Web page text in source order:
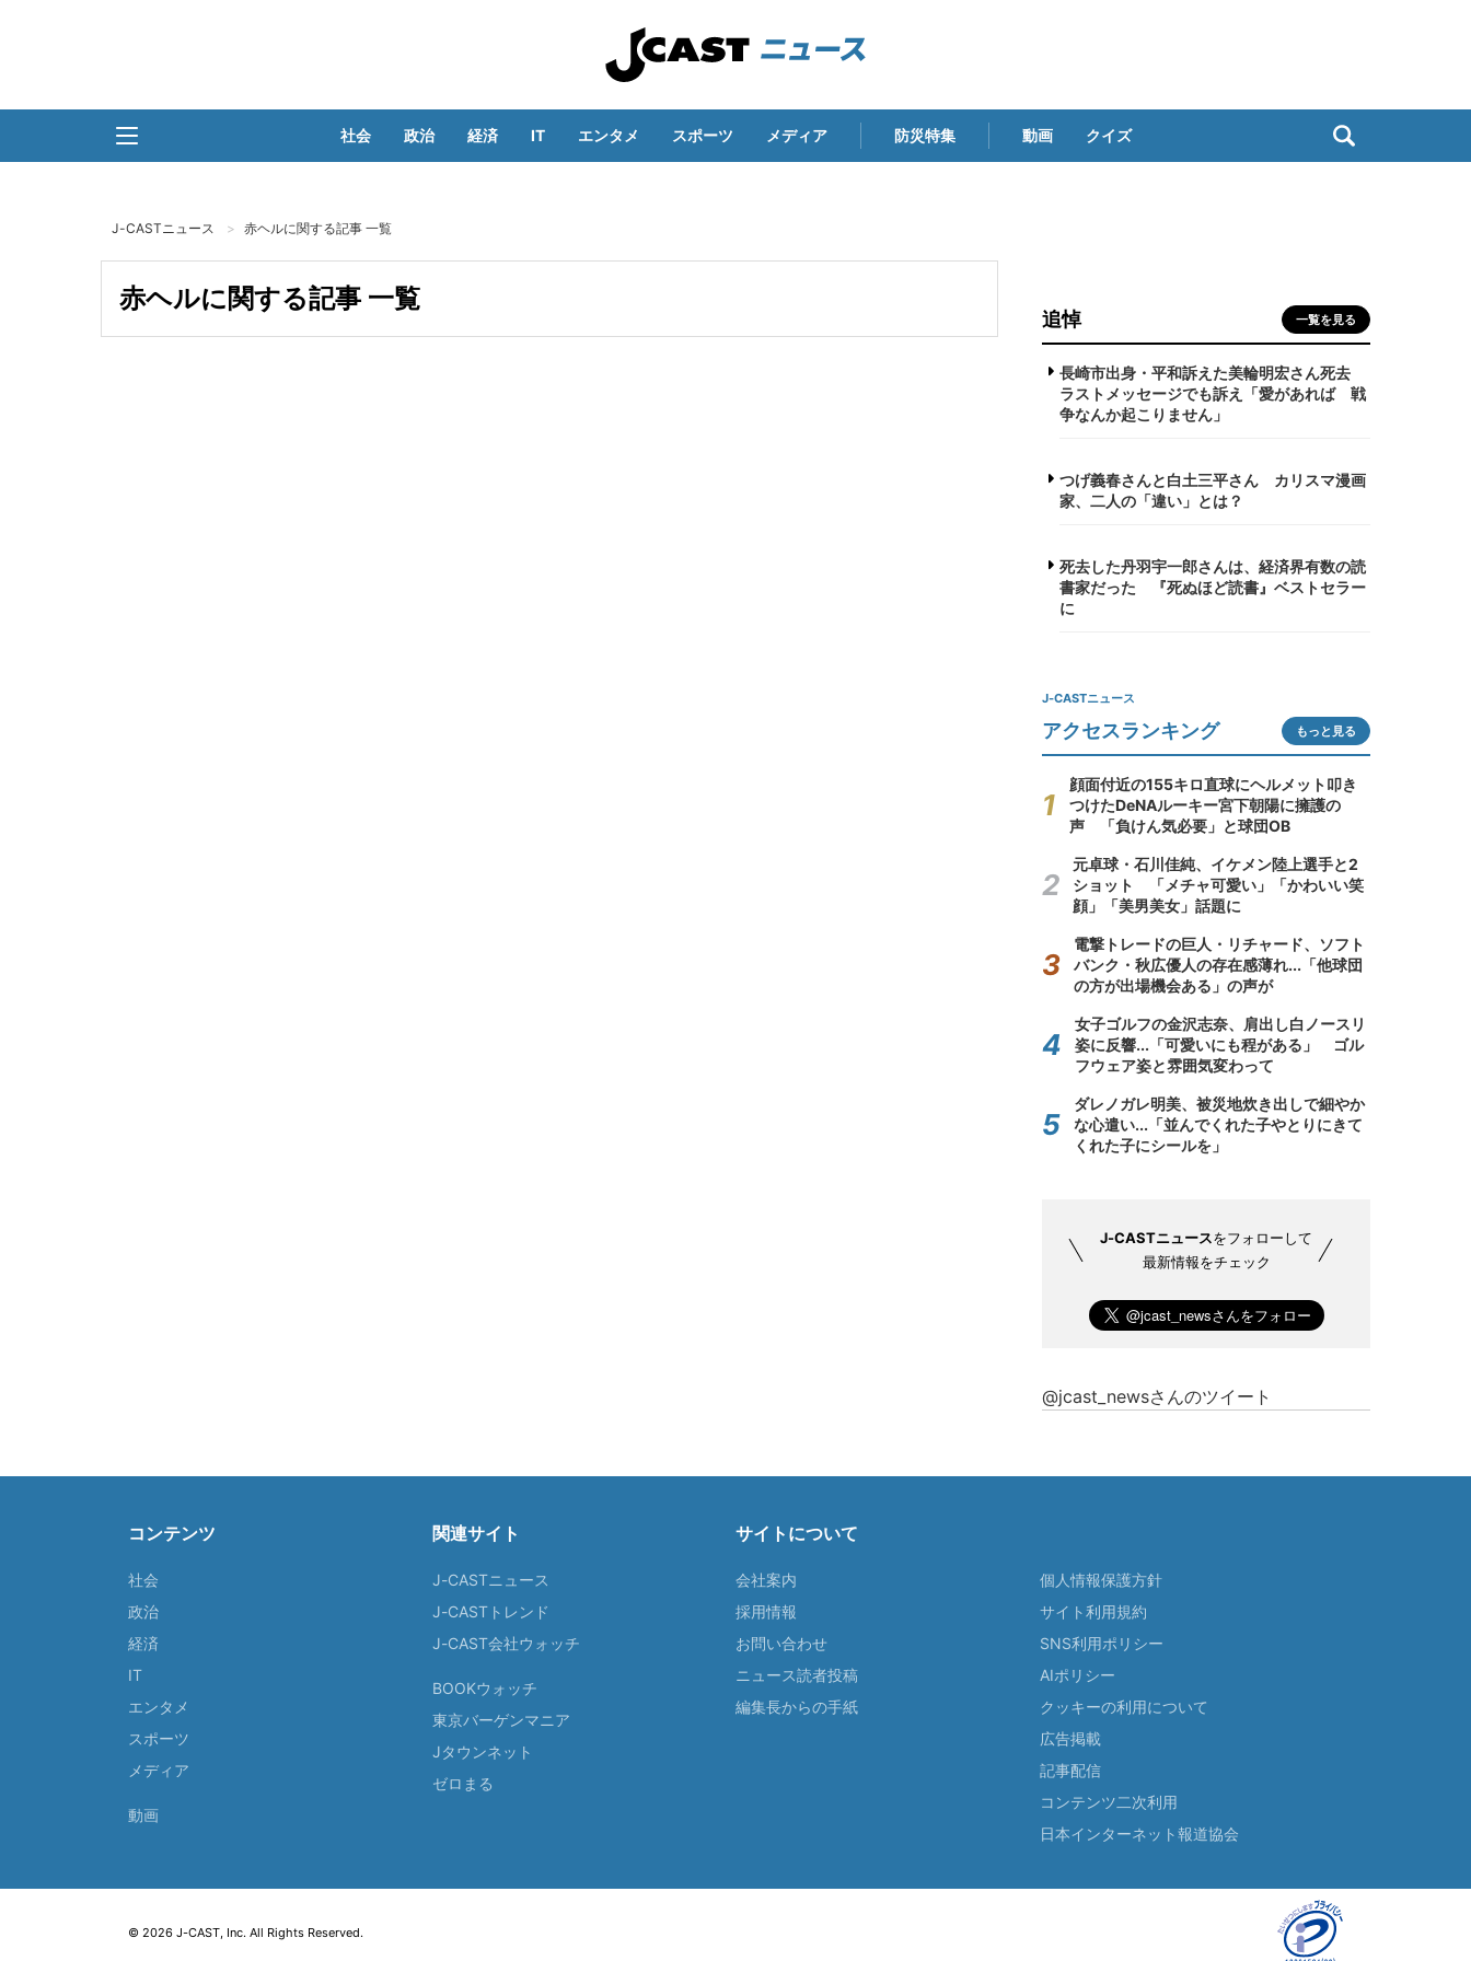
社会 政治 経済 IT エンタメ スポーツ メディア 防災特集 動画 クイズ
J-CASTニュース 赤ヘルに関する記事 一覧
赤ヘルに関する記事 一覧
追悼 一覧を見る
長崎市出身・平和訴えた美輪明宏さん死去
ラストメッセージでも訴え「愛があれば 戦
争なんか起こりません」
つげ義春さんと白土三平さん カリスマ漫画
家、二人の「違い」とは？
死去した丹羽宇一郎さんは、経済界有数の読
書家だった 『死ぬほど読書』ベストセラー
に
J-CASTニュース
アクセスランキング もっと見る
顔面付近の155キロ直球にヘルメット叩き
つけたDeNAルーキー宮下朝陽に擁護の
声 「負けん気必要」と球団OB
元卓球・石川佳純、イケメン陸上選手と2
ショット 「メチャ可愛い」「かわいい笑
顔」「美男美女」話題に
電撃トレードの巨人・リチャード、ソフト
バンク・秋広優人の存在感薄れ...「他球団
の方が出場機会ある」の声が
女子ゴルフの金沢志奈、肩出し白ノースリ
姿に反響...「可愛いにも程がある」 ゴル
フウェア姿と雰囲気変わって
ダレノガレ明美、被災地炊き出しで細やか
な心遣い...「並んでくれた子やとりにきて
くれた子にシールを」
J-CASTニュースをフォローして
最新情報をチェック
@jcast_newsさんのツイート
コンテンツ
社会
政治
経済
IT
エンタメ
スポーツ
メディア
動画
関連サイト
J-CASTニュース
J-CASTトレンド
J-CAST会社ウォッチ
BOOKウォッチ
東京バーゲンマニア
Jタウンネット
ゼロまる
サイトについて
会社案内
採用情報
お問い合わせ
ニュース読者投稿
編集長からの手紙
個人情報保護方針
サイト利用規約
SNS利用ポリシー
AIポリシー
クッキーの利用について
広告掲載
記事配信
コンテンツ二次利用
日本インターネット報道協会
© 2026 J-CAST, Inc. All Rights Reserved.